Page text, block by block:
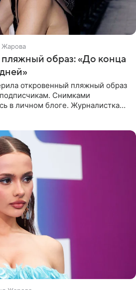
Жарова
пляжный образ: «До конца
откровенный пляжный образ
подписчикам. Снимками
в личном блоге. Журналистка